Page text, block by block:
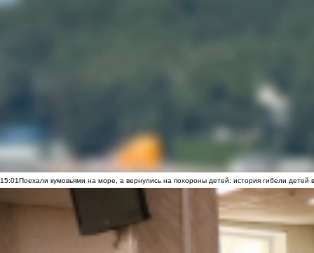
15:01Поехали кумовьями на море, а вернулись на похороны детей: история гибели детей